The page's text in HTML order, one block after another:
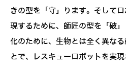
きの型を「守」ります。そして
現するために、師匠の型を「破
化のために、生物とは全く異な
とで、レスキューロボットを実